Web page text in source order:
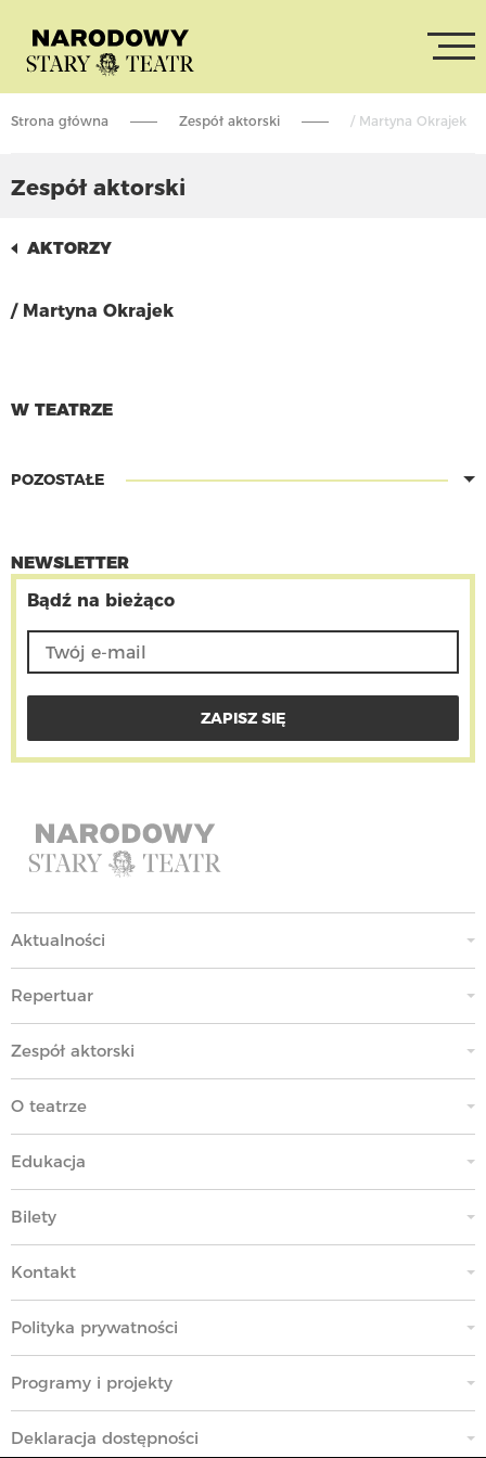
Strona główna Zespół aktorski / Martyna Okrajek
Zespół aktorski
AKTORZY
/ Martyna Okrajek
W TEATRZE
POZOSTAŁE
NEWSLETTER
Bądź na bieżąco
Aktualności
Repertuar
Zespół aktorski
O teatrze
Edukacja
Bilety
Kontakt
Polityka prywatności
Programy i projekty
Deklaracja dostępności